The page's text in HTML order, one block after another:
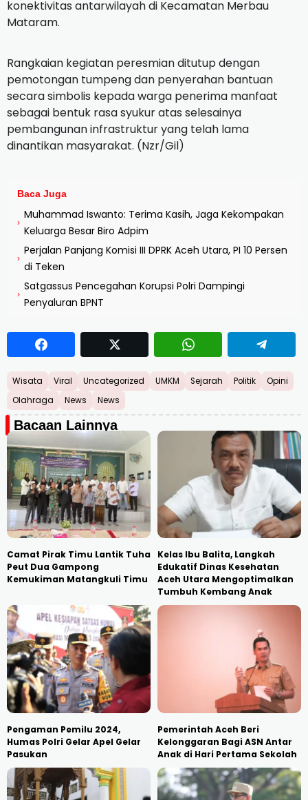
konektivitas antarwilayah di Kecamatan Merbau
Mataram.
Rangkaian kegiatan peresmian ditutup dengan
pemotongan tumpeng dan penyerahan bantuan
secara simbolis kepada warga penerima manfaat
sebagai bentuk rasa syukur atas selesainya
pembangunan infrastruktur yang telah lama
dinantikan masyarakat. (Nzr/Gil)
Baca Juga
›
Muhammad Iswanto: Terima Kasih, Jaga Kekompakan
Keluarga Besar Biro Adpim
›
Perjalan Panjang Komisi III DPRK Aceh Utara, PI 10 Persen
di Teken
›
Satgassus Pencegahan Korupsi Polri Dampingi
Penyaluran BPNT
Wisata Viral Uncategorized UMKM Sejarah Politik
Opini
Olahraga
News News
Bacaan Lainnya
Camat Pirak Timu Lantik Tuha
Peut Dua Gampong
Kemukiman Matangkuli Timu
Kelas Ibu Balita, Langkah
Edukatif Dinas Kesehatan
Aceh Utara Mengoptimalkan
Tumbuh Kembang Anak
Pengaman Pemilu 2024,
Humas Polri Gelar Apel Gelar
Pasukan
Pemerintah Aceh Beri
Kelonggaran Bagi ASN Antar
Anak di Hari Pertama Sekolah